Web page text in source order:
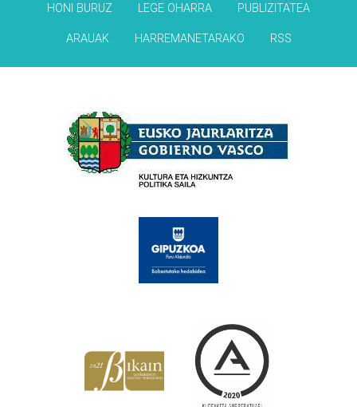
HONI BURUZ LEGE OHARRA PUBLIZITATEA
ARAUAK HARREMANETARAKO RSS